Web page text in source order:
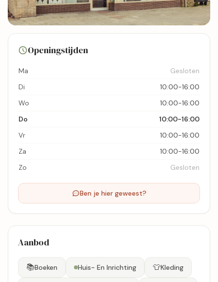
Bekijk kaart
Openingstijden
Ma
Gesloten
Di
10:00-16:00
Wo
10:00-16:00
Do
10:00-16:00
Vr
10:00-16:00
Za
10:00-16:00
Zo
Gesloten
Ben je hier geweest?
Aanbod
📚Boeken Huis- En Inrichting 👕Kleding